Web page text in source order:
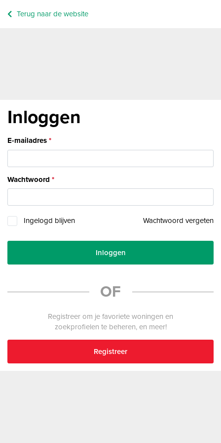
Terug naar de website
Inloggen
E-mailadres
Wachtwoord
Ingelogd blijven Wachtwoord vergeten
Inloggen
OF
Registreer om je favoriete woningen en
zoekprofielen te beheren, en meer!
Registreer